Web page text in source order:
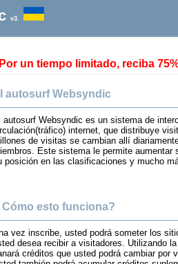
v3.
Por un tiempo limitado, reciba
autosurf Websyndic
autosurf Websyndic es un sistema de
internet, que distribuye
de visitas se cambian allí
Este sistema le permite aumentar
posición en las clasificaciones y mucho
Cómo esto funciona?
vez inscribe, usted podrá someter los
desea recibir a visitadores. Utilizando
créditos que usted podrá cambiar por